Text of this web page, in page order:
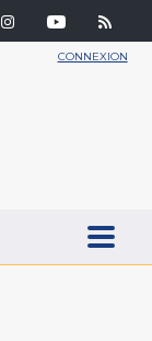
CONNEXION